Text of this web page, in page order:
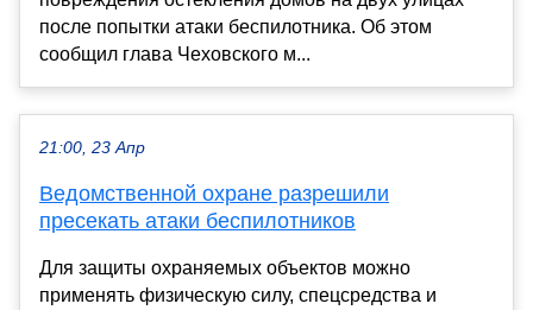
после попытки атаки беспилотника. Об этом
сообщил глава Чеховского м...
21:00, 23 Апр
Ведомственной охране разрешили
пресекать атаки беспилотников
Для защиты охраняемых объектов можно
применять физическую силу, спецсредства и